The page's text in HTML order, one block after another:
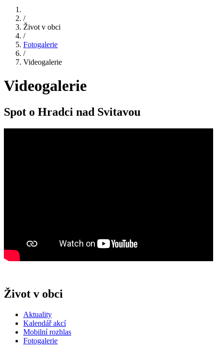
/
Život v obci
/
Fotogalerie
/
Videogalerie
Videogalerie
Spot o Hradci nad Svitavou
Život v obci
Aktuality
Kalendář akcí
Mobilní rozhlas
Fotogalerie